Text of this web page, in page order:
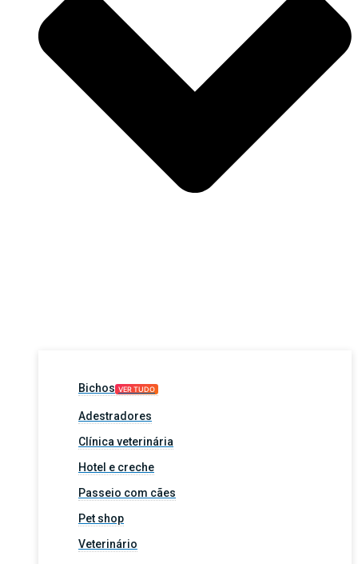
Bichos VER TUDO
Adestradores
Clínica veterinária
Hotel e creche
Passeio com cães
Pet shop
Veterinário